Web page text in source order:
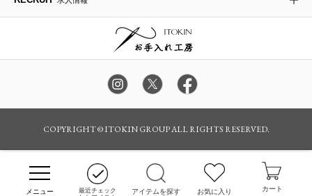
最近チェック
アイテムを探す お気に入り カート
その他のグッズ・小物
COPYRIGHT © ITOKIN GROUP ALL RIGHTS RESERVED.